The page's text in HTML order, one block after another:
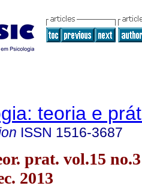
teoria e
ISSN 1516-3687
prat. vol.15
2013